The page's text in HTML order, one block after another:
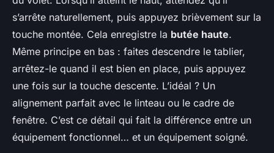
s’arrête naturellement, puis appuyez brièvement sur la
touche montée. Cela enregistre la butée haute.
Même principe en bas : faites descendre le tablier,
arrêtez-le quand il est bien en place, puis appuyez
une fois sur la touche descente. L’idéal ? Un
alignement parfait avec le linteau ou le cadre de
fenêtre. C’est ce détail qui fait la différence entre un
équipement fonctionnel… et un équipement soigné.